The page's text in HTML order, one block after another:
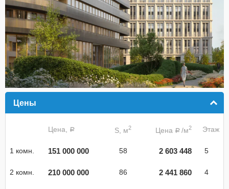
Цены
Цена, a S, м2 Цена a /м2 Этаж
1 комн. 151 000 000 58 2 603 448 5
2 комн. 210 000 000 86 2 441 860 4